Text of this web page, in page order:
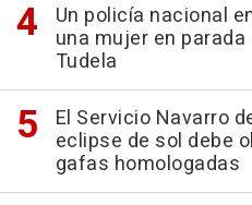
Un policía nacional
una mujer en
Tudela
El Servicio Navarro
eclipse de sol debe
gafas homologadas